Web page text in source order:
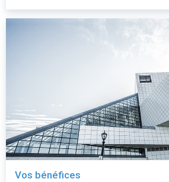
Vos bénéfices